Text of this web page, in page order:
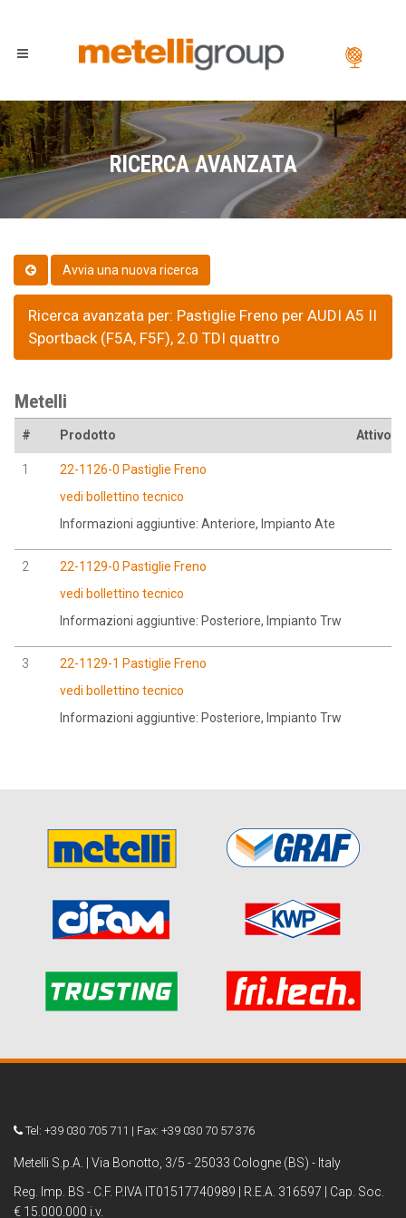
RICERCA AVANZATA
Ricerca avanzata per: Pastiglie Freno per AUDI A5 II
Sportback (F5A, F5F), 2.0 TDI quattro
Metelli
# Prodotto Attivo
1
22-1126-0 Pastiglie Freno
vedi bollettino tecnico
Informazioni aggiuntive: Anteriore, Impianto Ate
2
22-1129-0 Pastiglie Freno
vedi bollettino tecnico
Informazioni aggiuntive: Posteriore, Impianto Trw
3
22-1129-1 Pastiglie Freno
vedi bollettino tecnico
Informazioni aggiuntive: Posteriore, Impianto Trw
Tel: +39 030 705 711 | Fax: +39 030 70 57 376
Metelli S.p.A. | Via Bonotto, 3/5 - 25033 Cologne (BS) - Italy
Reg. Imp. BS - C.F. P.IVA IT01517740989 | R.E.A. 316597 | Cap. Soc.
€ 15.000.000 i.v.